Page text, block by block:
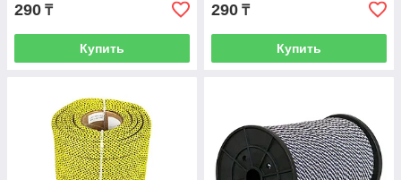
290 ₸
Купить
290 ₸
Купить